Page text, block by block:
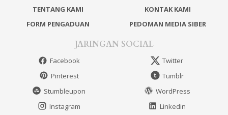
TENTANG KAMI
KONTAK KAMI
FORM PENGADUAN
PEDOMAN MEDIA SIBER
JARINGAN SOCIAL
Facebook
Twitter
Pinterest
Tumblr
Stumbleupon
WordPress
Instagram
Linkedin